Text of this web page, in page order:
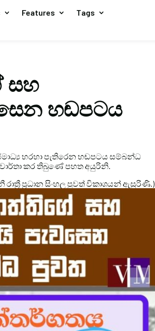
Features
Tags
සහ
හඬපටය
හරහා පැතිරෙන හඬපටය සම්බන්ධ
වාර්තා කර තිබුණේ පහත අයුරිනි.
ප්‍රධාන සිංහල පුවත් විකාශයන් ඇසුරිණි.)